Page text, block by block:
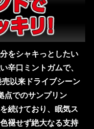
をシャキっとしたい
辛口ミントガムで、
以来ドライブシーン
点でのサンプリン
続けており、眠気ス
褪せず絶大なる支持